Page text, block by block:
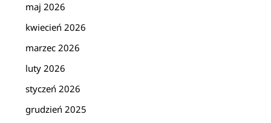
maj 2026
kwiecień 2026
marzec 2026
luty 2026
styczeń 2026
grudzień 2025